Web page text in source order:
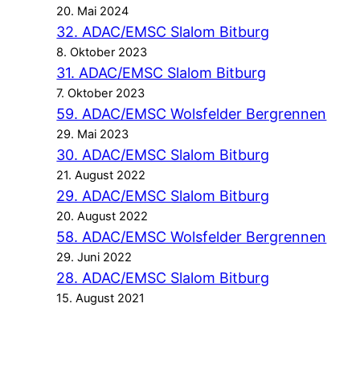
20. Mai 2024
32. ADAC/EMSC Slalom Bitburg
8. Oktober 2023
31. ADAC/EMSC Slalom Bitburg
7. Oktober 2023
59. ADAC/EMSC Wolsfelder Bergrennen
29. Mai 2023
30. ADAC/EMSC Slalom Bitburg
21. August 2022
29. ADAC/EMSC Slalom Bitburg
20. August 2022
58. ADAC/EMSC Wolsfelder Bergrennen
29. Juni 2022
28. ADAC/EMSC Slalom Bitburg
15. August 2021